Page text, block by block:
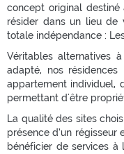
concept original
résider dans un lieu de
totale indépendance :
Véritables alternatives
adapté, nos
appartement individuel,
permettant d'être
La qualité des sites
présence d’un
bénéficier de services à